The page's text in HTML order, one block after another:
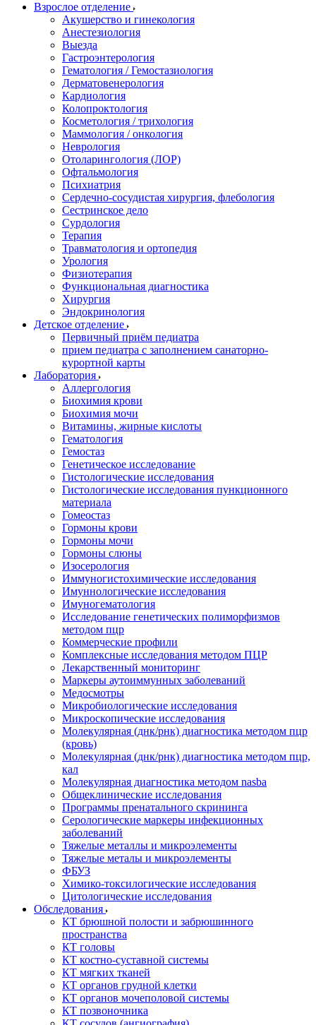
Взрослое отделение
Акушерство и гинекология
Анестезиология
Выезда
Гастроэнтерология
Гематология / Гемостазиология
Дерматовенерология
Кардиология
Колопроктология
Косметология / трихология
Маммология / онкология
Неврология
Отоларингология (ЛОР)
Офтальмология
Психиатрия
Сердечно-сосудистая хирургия, флебология
Сестринское дело
Сурдология
Терапия
Травматология и ортопедия
Урология
Физиотерапия
Функциональная диагностика
Хирургия
Эндокринология
Детское отделение
Первичный приём педиатра
прием педиатра с заполнением санаторно-
курортной карты
Лаборатория
Аллергология
Биохимия крови
Биохимия мочи
Витамины, жирные кислоты
Гематология
Гемостаз
Генетическое исследование
Гистологические исследования
Гистологические исследования пункционного
материала
Гомеостаз
Гормоны крови
Гормоны мочи
Гормоны слюны
Изосерология
Иммуногистохимические исследования
Имуннологические исследования
Имуногематология
Исследование генетических полиморфизмов
методом пцр
Коммерческие профили
Комплексные исследования методом ПЦР
Лекарственный мониторинг
Маркеры аутоиммунных заболеваний
Медосмотры
Микробиологические исследования
Микроскопические исследования
Молекулярная (днк/рнк) диагностика методом пцр
(кровь)
Молекулярная (днк/рнк) диагностика методом пцр,
кал
Молекулярная диагностика методом nasba
Общеклинические исследования
Программы пренатального скрининга
Серологические маркеры инфекционных
заболеваний
Тяжелые металлы и микроэлементы
Тяжелые металы и микроэлементы
ФБУЗ
Химико-токсилогические исследования
Цитологические исследования
Обследования
КТ брюшной полости и забрюшинного
пространства
КТ головы
КТ костно-суставной системы
КТ мягких тканей
КТ органов грудной клетки
КТ органов мочеполовой системы
КТ позвоночника